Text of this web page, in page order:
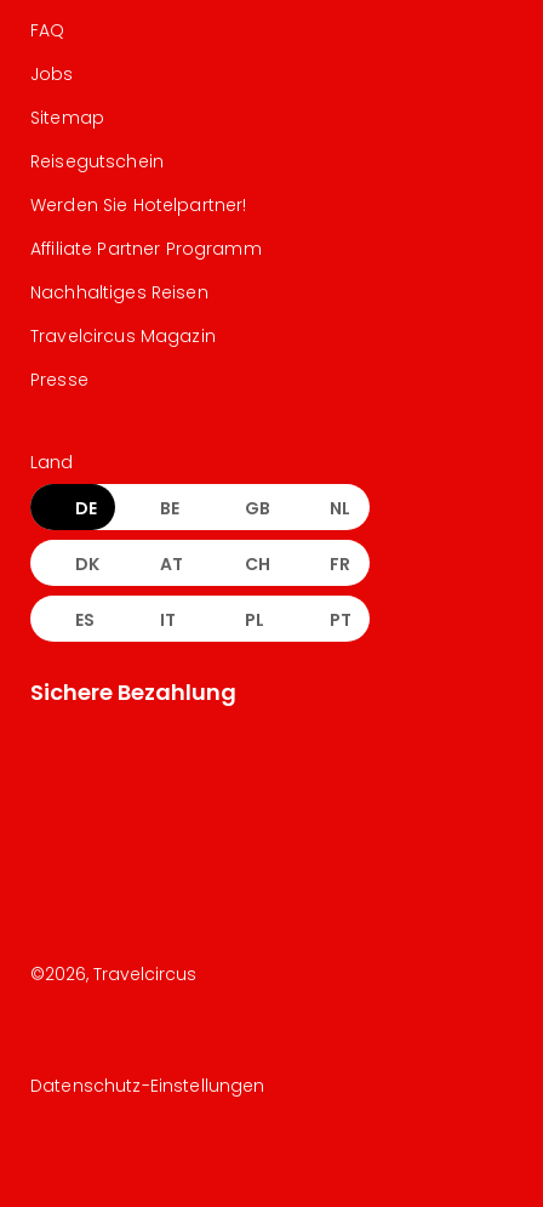
FAQ
Jobs
Sitemap
Reisegutschein
Werden Sie Hotelpartner!
Affiliate Partner Programm
Nachhaltiges Reisen
Travelcircus Magazin
Presse
Land
DE BE GB NL
DK AT CH FR
ES IT PL PT
Sichere Bezahlung
©2026, Travelcircus
Datenschutz-Einstellungen